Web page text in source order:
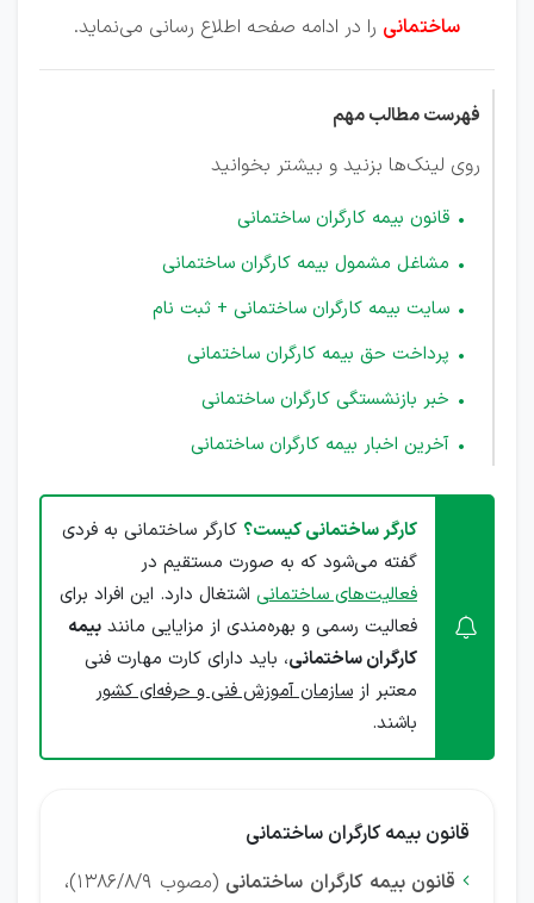
ساختمانی را در ادامه صفحه اطلاع رسانی می‌نماید.
فهرست مطالب مهم
روی لینک‌ها بزنید و بیشتر بخوانید
قانون بیمه کارگران ساختمانی
مشاغل مشمول بیمه کارگران ساختمانی
سایت بیمه کارگران ساختمانی + ثبت نام
پرداخت حق بیمه کارگران ساختمانی
خبر بازنشستگی کارگران ساختمانی
آخرین اخبار بیمه کارگران ساختمانی
کارگر ساختمانی کیست؟ کارگر ساختمانی به فردی
گفته می‌شود که به صورت مستقیم در
فعالیت‌های ساختمانی اشتغال دارد. این افراد برای
فعالیت رسمی و بهره‌مندی از مزایایی مانند بیمه
کارگران ساختمانی، باید دارای کارت مهارت فنی
معتبر از سازمان آموزش فنی و حرفه‌ای کشور
باشند.
قانون بیمه کارگران ساختمانی
 قانون بیمه کارگران ساختمانی
(مصوب 1386/8/9)،